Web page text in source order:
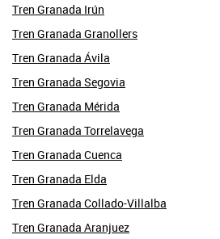
Tren Granada Irún
Tren Granada Granollers
Tren Granada Ávila
Tren Granada Segovia
Tren Granada Mérida
Tren Granada Torrelavega
Tren Granada Cuenca
Tren Granada Elda
Tren Granada Collado-Villalba
Tren Granada Aranjuez